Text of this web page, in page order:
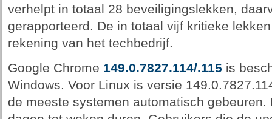
verhelpt in totaal 28 beveiligingslekken,
gerapporteerd. De in totaal vijf kritieke
rekening van het techbedrijf.
Google Chrome 149.0.7827.114/.115 is
Windows. Voor Linux is versie
de meeste systemen automatisch